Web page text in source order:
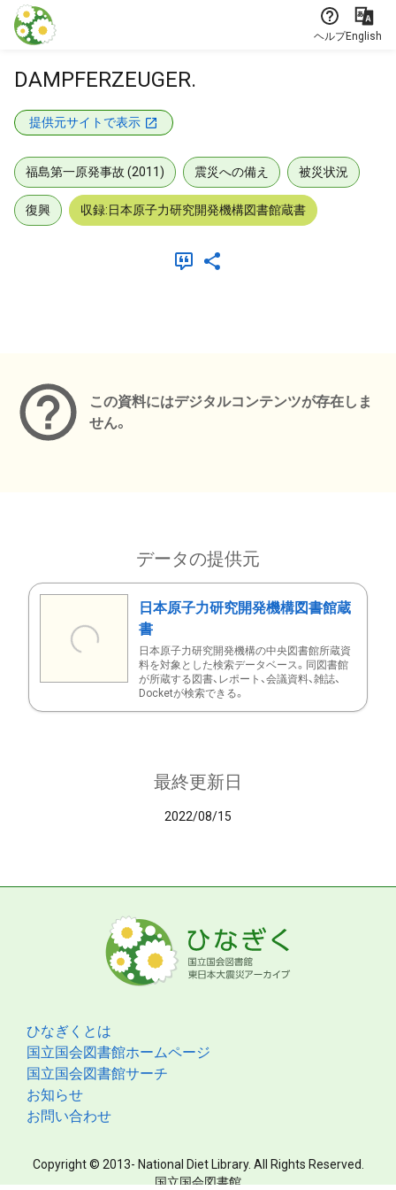
本文に飛ぶ
ヘルプEnglish
DAMPFERZEUGER.
提供元サイトで表示
福島第一原発事故 (2011) 震災への備え 被災状況
復興 収録:日本原子力研究開発機構図書館蔵書
この資料にはデジタルコンテンツが存在しま
せん。
データの提供元
日本原子力研究開発機構図書館蔵
書
日本原子力研究開発機構の中央図書館所蔵資
料を対象とした検索データベース。同図書館
が所蔵する図書、レポート、会議資料、雑誌、
Docketが検索できる。
最終更新日
2022/08/15
ひなぎくとは
国立国会図書館ホームページ
国立国会図書館サーチ
お知らせ
お問い合わせ
Copyright © 2013- National Diet Library. All Rights Reserved.